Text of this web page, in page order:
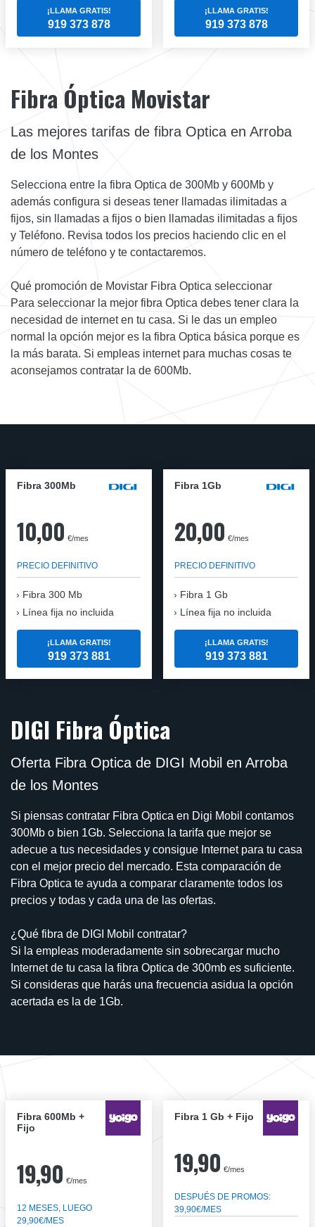
¡LLAMA GRATIS!
919 373 878
¡LLAMA GRATIS!
919 373 878
Fibra Óptica Movistar
Las mejores tarifas de fibra Optica en Arroba
de los Montes
Selecciona entre la fibra Optica de 300Mb y 600Mb y
además configura si deseas tener llamadas ilimitadas a
fijos, sin llamadas a fijos o bien llamadas ilimitadas a fijos
y Teléfono. Revisa todos los precios haciendo clic en el
número de teléfono y te contactaremos.
Qué promoción de Movistar Fibra Optica seleccionar
Para seleccionar la mejor fibra Optica debes tener clara la
necesidad de internet en tu casa. Si le das un empleo
normal la opción mejor es la fibra Optica básica porque es
la más barata. Si empleas internet para muchas cosas te
aconsejamos contratar la de 600Mb.
Fibra 300Mb
10,00 €/mes
PRECIO DEFINITIVO
Fibra 300 Mb
Línea fija no incluida
¡LLAMA GRATIS!
919 373 881
Fibra 1Gb
20,00 €/mes
PRECIO DEFINITIVO
Fibra 1 Gb
Línea fija no incluida
¡LLAMA GRATIS!
919 373 881
DIGI Fibra Óptica
Oferta Fibra Optica de DIGI Mobil en Arroba
de los Montes
Si piensas contratar Fibra Optica en Digi Mobil contamos
300Mb o bien 1Gb. Selecciona la tarifa que mejor se
adecue a tus necesidades y consigue Internet para tu casa
con el mejor precio del mercado. Esta comparación de
Fibra Optica te ayuda a comparar claramente todos los
precios y todas y cada una de las ofertas.
¿Qué fibra de DIGI Mobil contratar?
Si la empleas moderadamente sin sobrecargar mucho
Internet de tu casa la fibra Optica de 300mb es suficiente.
Si consideras que harás una frecuencia asidua la opción
acertada es la de 1Gb.
Fibra 600Mb +
Fijo
19,90 €/mes
12 MESES, LUEGO
29,90€/MES
Fibra 1 Gb + Fijo
19,90 €/mes
DESPUÉS DE PROMOS:
39,90€/MES